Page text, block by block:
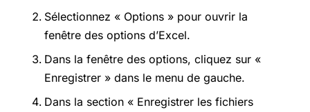
Sélectionnez « Options » pour ouvrir la
fenêtre des options d’Excel.
Dans la fenêtre des options, cliquez sur «
Enregistrer » dans le menu de gauche.
Dans la section « Enregistrer les fichiers